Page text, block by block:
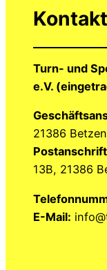
Kontakt
Turn- und
e.V.
21386
13B, 21386
E-Mail: